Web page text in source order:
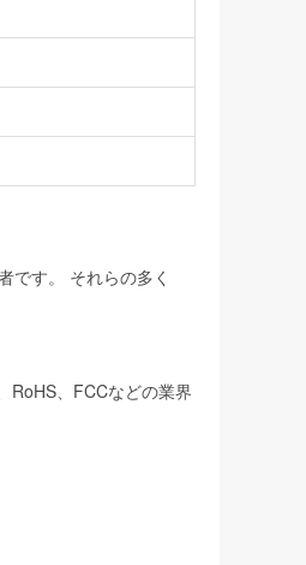
です。 それらの多く
RoHS、FCCなどの業界